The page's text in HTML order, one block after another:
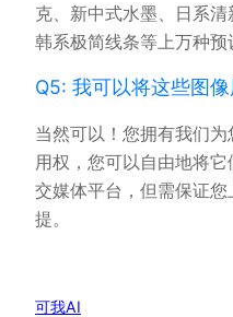
克、新中式水墨、日系
韩系极简线条等上万种预
Q5: 我可以将这些图
当然可以！您拥有我们
用权，您可以自由地将
交媒体平台，但需保证
提。
可我AI